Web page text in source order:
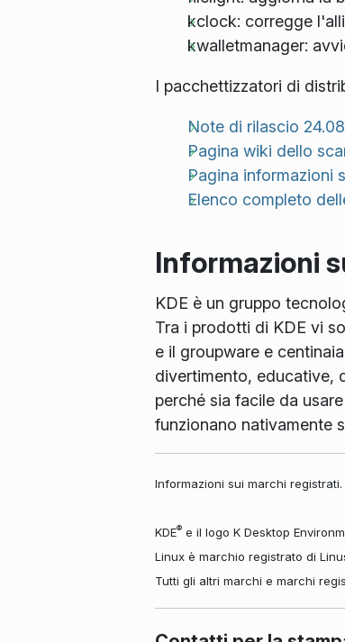
kclock: corregge
kwalletmanager:
I pacchettizzatori di
Note di rilascio 24.08
Pagina wiki dello
Pagina informazioni
Elenco completo
Informazioni
KDE è un gruppo
Tra i prodotti di KDE vi
e il groupware e
divertimento, educative,
perché sia facile da
funzionano nativamente
Informazioni sui marchi registrati.
KDE® e il logo K Desktop
Linux è marchio registrato di
Tutti gli altri marchi e marchi